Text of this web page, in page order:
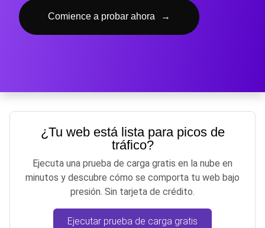
Comience a probar ahora →
¿Tu web está lista para picos de
tráfico?
Ejecuta una prueba de carga gratis en la nube en
minutos y descubre cómo se comporta tu web bajo
presión. Sin tarjeta de crédito.
Ejecutar prueba de carga gratis